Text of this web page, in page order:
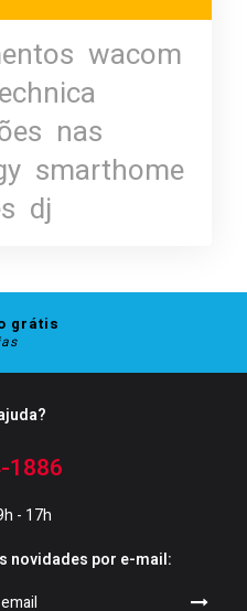
wacom
nas
smarthome
dj
grátis
1886
- 17h
novidades por e-mail: